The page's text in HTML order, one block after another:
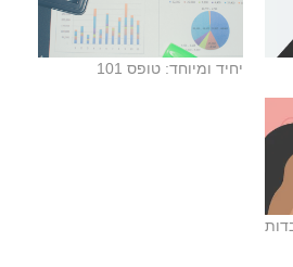
יחיד ומיוחד: טופס 101